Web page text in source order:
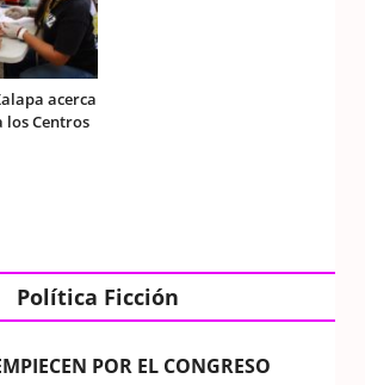
acerca
los Centros
Política Ficción
POR EL CONGRESO